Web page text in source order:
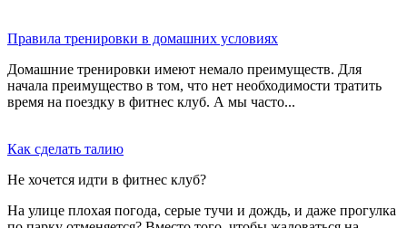
Правила тренировки в домашних условиях
Домашние тренировки имеют немало преимуществ. Для
начала преимущество в том, что нет необходимости тратить
время на поездку в фитнес клуб. А мы часто...
Как сделать талию
Не хочется идти в фитнес клуб?
На улице плохая погода, серые тучи и дождь, и даже прогулка